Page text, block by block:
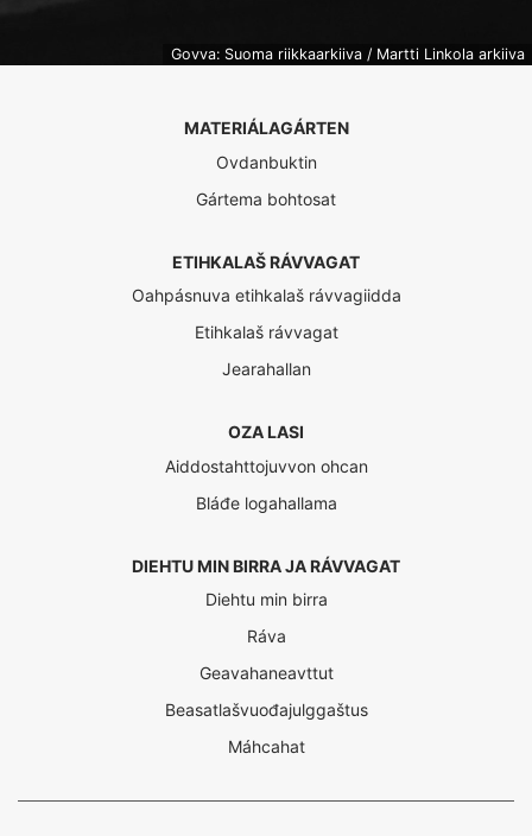
Govva: Suoma riikkaarkiiva / Martti Linkola arkiiva
MATERIÁLAGÁRTEN
Ovdanbuktin
Gártema bohtosat
ETIHKALAŠ RÁVVAGAT
Oahpásnuva etihkalaš rávvagiidda
Etihkalaš rávvagat
Jearahallan
OZA LASI
Aiddostahttojuvvon ohcan
Bláđe logahallama
DIEHTU MIN BIRRA JA RÁVVAGAT
Diehtu min birra
Ráva
Geavahaneavttut
Beasatlašvuođajulggaštus
Máhcahat